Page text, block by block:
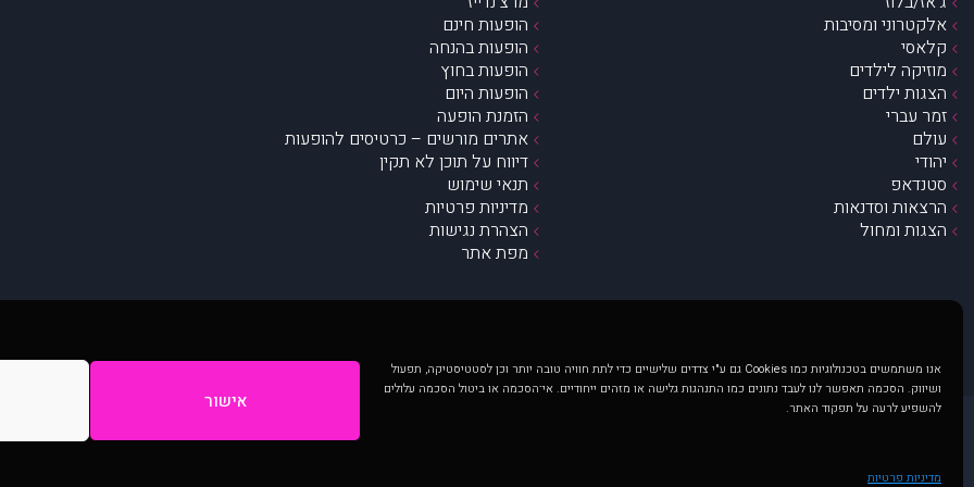
אנו משתמשים בטכנולוגיות כמו Cookies גם ע"י צדדים שלישיים כדי לתת חוויה טובה יותר וכן לסטטיסטיקה, תפעול
ושיווק. הסכמה תאפשר לנו לעבד נתונים כמו התנהגות גלישה או מזהים ייחודיים. אי־הסכמה או ביטול הסכמה עלולים
להשפיע לרעה על תפקוד האתר.
אישור
מדיניות פרטיות
אלקטרוני ומסיבות
קלאסי
מוזיקה לילדים
הצגות ילדים
זמר עברי
עולם
יהודי
סטנדאפ
הרצאות וסדנאות
הצגות ומחול
הופעות חינם
הופעות בהנחה
הופעות בחוץ
הופעות היום
הזמנת הופעה
אתרים מורשים – כרטיסים להופעות
דיווח על תוכן לא תקין
תנאי שימוש
מדיניות פרטיות
הצהרת נגישות
מפת אתר